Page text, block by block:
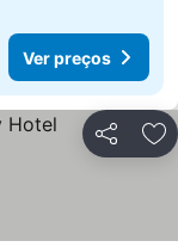
Ver preços
Partilhar